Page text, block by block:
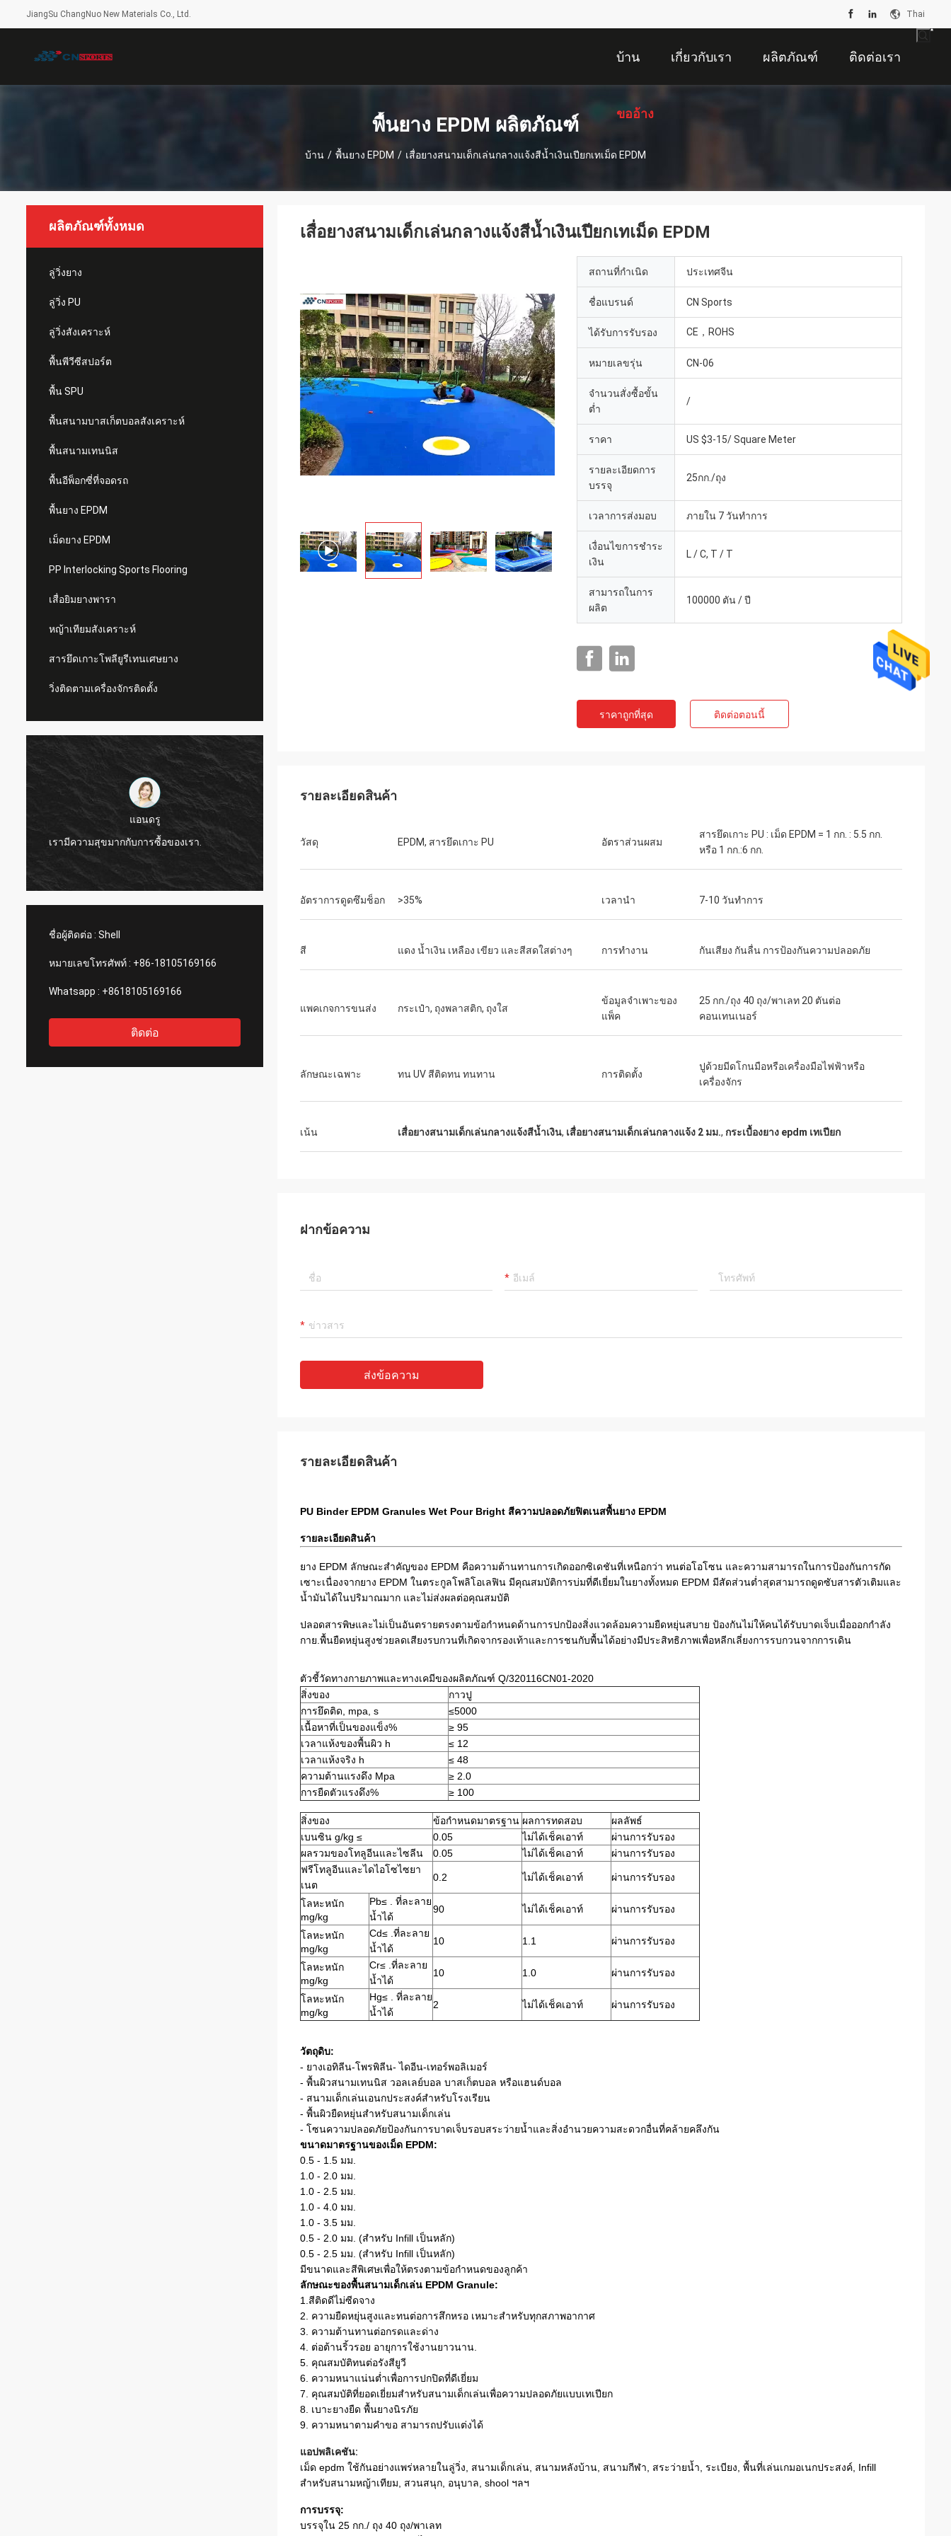
JiangSu ChangNuo New Materials Co., Ltd. Thai
บ้าน เกี่ยวกับเรา ผลิตภัณฑ์ ติดต่อเรา
ขออ้าง
พื้นยาง EPDM ผลิตภัณฑ์
บ้าน / พื้นยาง EPDM / เสื่อยางสนามเด็กเล่นกลางแจ้งสีน้ำเงินเปียกเทเม็ด EPDM
ผลิตภัณฑ์ทั้งหมด
ลู่วิ่งยาง
ลู่วิ่ง PU
ลู่วิ่งสังเคราะห์
พื้นพีวีซีสปอร์ต
พื้น SPU
พื้นสนามบาสเก็ตบอลสังเคราะห์
พื้นสนามเทนนิส
พื้นอีพ็อกซี่ที่จอดรถ
พื้นยาง EPDM
เม็ดยาง EPDM
PP Interlocking Sports Flooring
เสื่อยิมยางพารา
หญ้าเทียมสังเคราะห์
สารยึดเกาะโพลียูรีเทนเศษยาง
วิ่งติดตามเครื่องจักรติดตั้ง
แอนดรู
เรามีความสุขมากกับการซื้อของเรา.
ผลิตภัณฑ์และบริการที่เป็นเลิศ
ชื่อผู้ติดต่อ : Shell
หมายเลขโทรศัพท์ : +86-18105169166
Whatsapp : +8618105169166
ติดต่อ
เสื่อยางสนามเด็กเล่นกลางแจ้งสีน้ำเงินเปียกเทเม็ด EPDM
สถานที่กำเนิด ประเทศจีน
ชื่อแบรนด์ CN Sports
ได้รับการรับรอง CE，ROHS
หมายเลขรุ่น CN-06
จำนวนสั่งซื้อขั้น
ต่ำ
/
ราคา US $3-15/ Square Meter
รายละเอียดการ
บรรจุ
25กก./ถุง
เวลาการส่งมอบ ภายใน 7 วันทำการ
เงื่อนไขการชำระ
เงิน
L / C, T / T
สามารถในการ
ผลิต
100000 ตัน / ปี
ราคาถูกที่สุด ติดต่อตอนนี้
รายละเอียดสินค้า
วัสดุ EPDM, สารยึดเกาะ PU อัตราส่วนผสม
สารยึดเกาะ PU : เม็ด EPDM = 1 กก. : 5.5 กก.
หรือ 1 กก.:6 กก.
อัตราการดูดซึมช็อก >35% เวลานำ 7-10 วันทำการ
สี แดง น้ำเงิน เหลือง เขียว และสีสดใสต่างๆ การทำงาน กันเสียง กันลื่น การป้องกันความปลอดภัย
แพคเกจการขนส่ง กระเป๋า, ถุงพลาสติก, ถุงใส
ข้อมูลจำเพาะของ
แพ็ค
25 กก./ถุง 40 ถุง/พาเลท 20 ตันต่อ
คอนเทนเนอร์
ลักษณะเฉพาะ ทน UV สีติดทน ทนทาน การติดตั้ง
ปูด้วยมีดโกนมือหรือเครื่องมือไฟฟ้าหรือ
เครื่องจักร
เน้น เสื่อยางสนามเด็กเล่นกลางแจ้งสีน้ำเงิน, เสื่อยางสนามเด็กเล่นกลางแจ้ง 2 มม., กระเบื้องยาง epdm เทเปียก
ฝากข้อความ
ส่งข้อความ
รายละเอียดสินค้า
PU Binder EPDM Granules Wet Pour Bright สีความปลอดภัยฟิตเนสพื้นยาง EPDM
รายละเอียดสินค้า
ยาง EPDM ลักษณะสำคัญของ EPDM คือความต้านทานการเกิดออกซิเดชันที่เหนือกว่า ทนต่อโอโซน และความสามารถในการป้องกันการกัด
เซาะเนื่องจากยาง EPDM ในตระกูลโพลิโอเลฟิน มีคุณสมบัติการบ่มที่ดีเยี่ยมในยางทั้งหมด EPDM มีสัดส่วนต่ำสุดสามารถดูดซับสารตัวเติมและ
น้ำมันได้ในปริมาณมาก และไม่ส่งผลต่อคุณสมบัติ
ปลอดสารพิษและไม่เป็นอันตรายตรงตามข้อกำหนดด้านการปกป้องสิ่งแวดล้อมความยืดหยุ่นสบาย ป้องกันไม่ให้คนได้รับบาดเจ็บเมื่อออกกำลัง
กาย.พื้นยืดหยุ่นสูงช่วยลดเสียงรบกวนที่เกิดจากรองเท้าและการชนกับพื้นได้อย่างมีประสิทธิภาพเพื่อหลีกเลี่ยงการรบกวนจากการเดิน
ตัวชี้วัดทางกายภาพและทางเคมีของผลิตภัณฑ์ Q/320116CN01-2020
สิ่งของ
กาวปู
การยึดติด, mpa, s
≤5000
เนื้อหาที่เป็นของแข็ง%
≥ 95
เวลาแห้งของพื้นผิว h
≤ 12
เวลาแห้งจริง h
≤ 48
ความต้านแรงดึง Mpa
≥ 2.0
การยืดตัวแรงดึง%
≥ 100
สิ่งของ ข้อกำหนดมาตรฐาน ผลการทดสอบ
ผลลัพธ์
เบนซิน g/kg ≤
0.05 ไม่ได้เช็คเอาท์
ผ่านการรับรอง
ผลรวมของโทลูอีนและไซลีน
0.05 ไม่ได้เช็คเอาท์
ผ่านการรับรอง
ฟรีโทลูอีนและไดไอโซไซยา
เนต
0.2 ไม่ได้เช็คเอาท์ ผ่านการรับรอง
โลหะหนัก
mg/kg
Pb≤ . ที่ละลาย
น้ำได้
90 ไม่ได้เช็คเอาท์ ผ่านการรับรอง
โลหะหนัก
mg/kg
Cd≤ .ที่ละลาย
น้ำได้
10 1.1 ผ่านการรับรอง
โลหะหนัก
mg/kg
Cr≤ .ที่ละลาย
น้ำได้
10 1.0 ผ่านการรับรอง
โลหะหนัก
mg/kg
Hg≤ . ที่ละลาย
น้ำได้
2 ไม่ได้เช็คเอาท์ ผ่านการรับรอง
วัตถุดิบ:
- ยางเอทิลีน-โพรพิลีน- ไดอีน-เทอร์พอลิเมอร์
- พื้นผิวสนามเทนนิส วอลเลย์บอล บาสเก็ตบอล หรือแฮนด์บอล
- สนามเด็กเล่นเอนกประสงค์สำหรับโรงเรียน
- พื้นผิวยืดหยุ่นสำหรับสนามเด็กเล่น
- โซนความปลอดภัยป้องกันการบาดเจ็บรอบสระว่ายน้ำและสิ่งอำนวยความสะดวกอื่นที่คล้ายคลึงกัน
ขนาดมาตรฐานของเม็ด EPDM:
0.5 - 1.5 มม.
1.0 - 2.0 มม.
1.0 - 2.5 มม.
1.0 - 4.0 มม.
1.0 - 3.5 มม.
0.5 - 2.0 มม. (สำหรับ Infill เป็นหลัก)
0.5 - 2.5 มม. (สำหรับ Infill เป็นหลัก)
มีขนาดและสีพิเศษเพื่อให้ตรงตามข้อกำหนดของลูกค้า
ลักษณะของพื้นสนามเด็กเล่น EPDM Granule:
1.สีติดดีไม่ซีดจาง
2. ความยืดหยุ่นสูงและทนต่อการสึกหรอ เหมาะสำหรับทุกสภาพอากาศ
3. ความต้านทานต่อกรดและด่าง
4. ต่อต้านริ้วรอย อายุการใช้งานยาวนาน.
5. คุณสมบัติทนต่อรังสียูวี
6. ความหนาแน่นต่ำเพื่อการปกปิดที่ดีเยี่ยม
7. คุณสมบัติที่ยอดเยี่ยมสำหรับสนามเด็กเล่นเพื่อความปลอดภัยแบบเทเปียก
8. เบาะยางยืด พื้นยางนิรภัย
9. ความหนาตามคำขอ สามารถปรับแต่งได้
แอปพลิเคชัน:
เม็ด epdm ใช้กันอย่างแพร่หลายในลู่วิ่ง, สนามเด็กเล่น, สนามหลังบ้าน, สนามกีฬา, สระว่ายน้ำ, ระเบียง, พื้นที่เล่นเกมอเนกประสงค์, Infill
สำหรับสนามหญ้าเทียม, สวนสนุก, อนุบาล, shool ฯลฯ
การบรรจุ:
บรรจุใน 25 กก./ ถุง 40 ถุง/พาเลท